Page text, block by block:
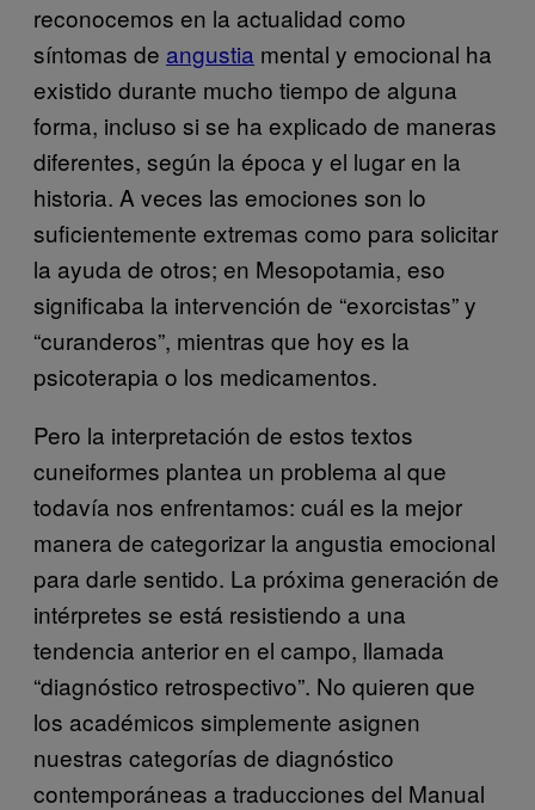
reconocemos en la actualidad como
síntomas de angustia mental y emocional ha
existido durante mucho tiempo de alguna
forma, incluso si se ha explicado de maneras
diferentes, según la época y el lugar en la
historia. A veces las emociones son lo
suficientemente extremas como para solicitar
la ayuda de otros; en Mesopotamia, eso
significaba la intervención de “exorcistas” y
“curanderos”, mientras que hoy es la
psicoterapia o los medicamentos.
Pero la interpretación de estos textos
cuneiformes plantea un problema al que
todavía nos enfrentamos: cuál es la mejor
manera de categorizar la angustia emocional
para darle sentido. La próxima generación de
intérpretes se está resistiendo a una
tendencia anterior en el campo, llamada
“diagnóstico retrospectivo”. No quieren que
los académicos simplemente asignen
nuestras categorías de diagnóstico
contemporáneas a traducciones del Manual